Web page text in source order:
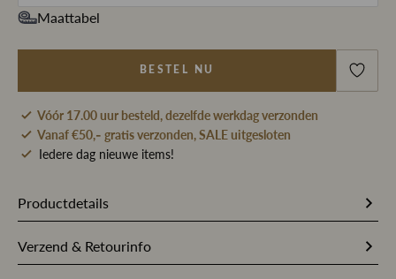
Maattabel
BESTEL NU
Vóór 17.00 uur besteld, dezelfde werkdag verzonden
Vanaf €50,- gratis verzonden, SALE uitgesloten
Iedere dag nieuwe items!
Productdetails
Stofsamenstelling
62% Polyester / 33% Viscose / 57%
Verzend & Retourinfo